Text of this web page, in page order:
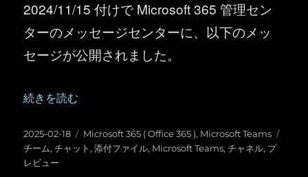
2024/11/15 付けで Microsoft 365 管理セン
ターのメッセージセンターに、以下のメッ
セージが公開されました。
“Microsoft Teams ：チャットやチャネルのメッセージ内
続きを読む
投
稿
日:
2025-02-18
カ
テ
Microsoft 365 ( Office 365 ), Microsoft Teams
チーム,チャット,添付ファイル, Microsoft Teams,チャネル, プ
レビュー